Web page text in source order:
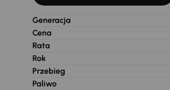
Generacja
Cena
Rata
Rok
Przebieg
Paliwo